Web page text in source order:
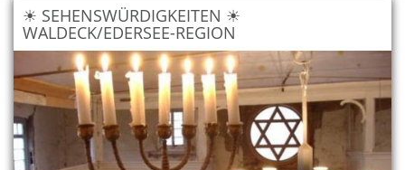
☀ SEHENSWÜRDIGKEITEN ☀
WALDECK/EDERSEE-REGION